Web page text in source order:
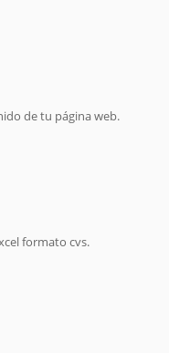
de tu página web.
formato cvs.